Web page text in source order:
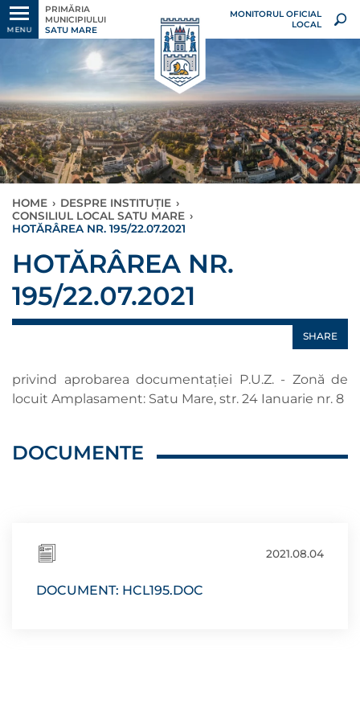
MENU
PRIMĂRIA
MUNICIPIULUI
SATU MARE
MONITORUL OFICIAL
LOCAL
HOME › DESPRE INSTITUȚIE ›
CONSILIUL LOCAL SATU MARE ›
HOTĂRÂREA NR. 195/22.07.2021
HOTĂRÂREA NR.
195/22.07.2021
SHARE
privind aprobarea documentaţiei P.U.Z. - Zonă de
locuit Amplasament: Satu Mare, str. 24 Ianuarie nr. 8
DOCUMENTE
2021.08.04
DOCUMENT: HCL195.DOC